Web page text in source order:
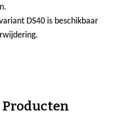
DS40 is beschikbaar
Producten